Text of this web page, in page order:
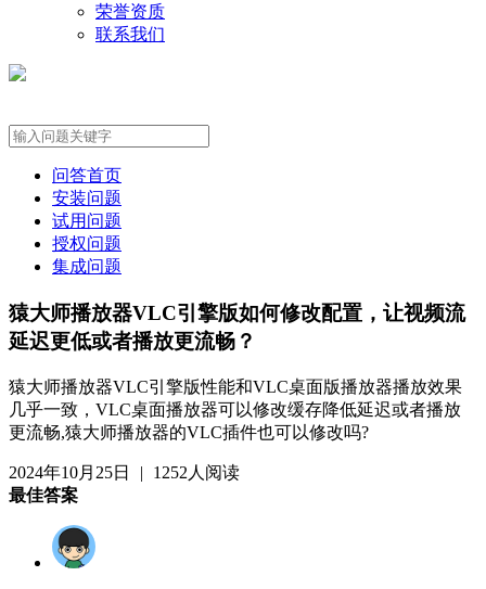
荣誉资质
联系我们
问答首页
安装问题
试用问题
授权问题
集成问题
猿大师播放器VLC引擎版如何修改配置，让视频流
延迟更低或者播放更流畅？
猿大师播放器VLC引擎版性能和VLC桌面版播放器播放效果
几乎一致，VLC桌面播放器可以修改缓存降低延迟或者播放
更流畅,猿大师播放器的VLC插件也可以修改吗?
2024年10月25日 |
1252人阅读
最佳答案